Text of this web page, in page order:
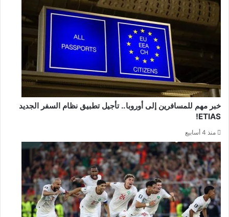
خبر مهم للمسافرين إلى أوروبا.. تأجيل تطبيق نظام السفر الجديد
ETIAS!
منذ 4 أسابيع